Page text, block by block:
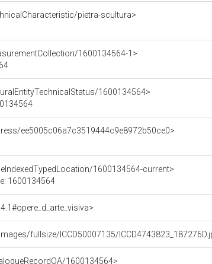
pietra-scultura>
1600134564-1>
1600134564>
ee5005c06a7c3519444c9e8972b50ce0>
1600134564-current>
1600134564
fullsize/ICCD50007135/
1600134564>